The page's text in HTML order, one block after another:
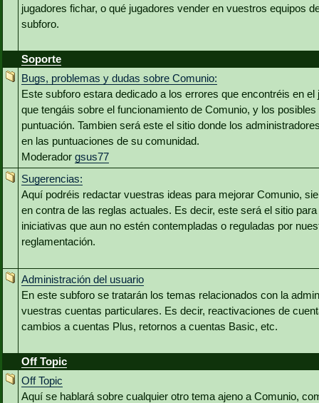
jugadores fichar, o qué jugadores vender en vuestros equipos
subforo.
Soporte
Bugs, problemas y dudas sobre Comunio:
Este subforo estara dedicado a los errores que encontréis en el
que tengáis sobre el funcionamiento de Comunio, y los
puntuación. Tambien será este el sitio donde los
en las puntuaciones de su comunidad.
Moderador gsus77
Sugerencias:
Aquí podréis redactar vuestras ideas para mejorar Comunio,
en contra de las reglas actuales. Es decir, este será el sitio
iniciativas que aun no estén contempladas o reguladas por
reglamentación.
Administración del usuario
En este subforo se tratarán los temas relacionados con la
vuestras cuentas particulares. Es decir, reactivaciones de
cambios a cuentas Plus, retornos a cuentas Basic, etc.
Off Topic
Off Topic
Aquí se hablará sobre cualquier otro tema ajeno a Comunio,